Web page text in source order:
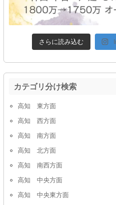
さらに読み込む
カテゴリ分け検索
高知 東方面
高知 西方面
高知 南方面
高知 北方面
高知 南西方面
高知 中央方面
高知 中央東方面